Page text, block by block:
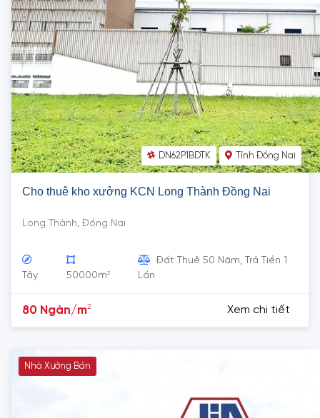
DN62P1BDTK Tỉnh Đồng Nai
Cho thuê kho xưởng KCN Long Thành Đồng Nai
Long Thành, Đồng Nai
Tây 50000m2
Đất Thuê 50 Năm, Trả Tiền 1
Lần
80 Ngàn/m2 Xem chi tiết
Nhà Xưởng Bán